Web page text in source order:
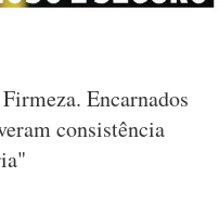
Encarnados
consistência